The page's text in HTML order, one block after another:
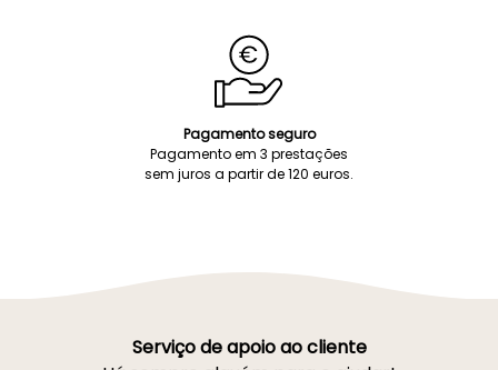
Pagamento seguro
Pagamento em 3 prestações
sem juros a partir de 120 euros.
Serviço de apoio ao cliente